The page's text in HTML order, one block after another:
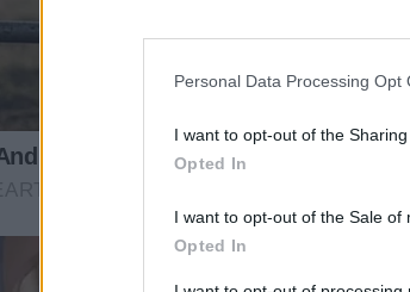
Personal Data Processing Opt
I want to opt-out of the
Opted In
I want to opt-out of the Sale of
Opted In